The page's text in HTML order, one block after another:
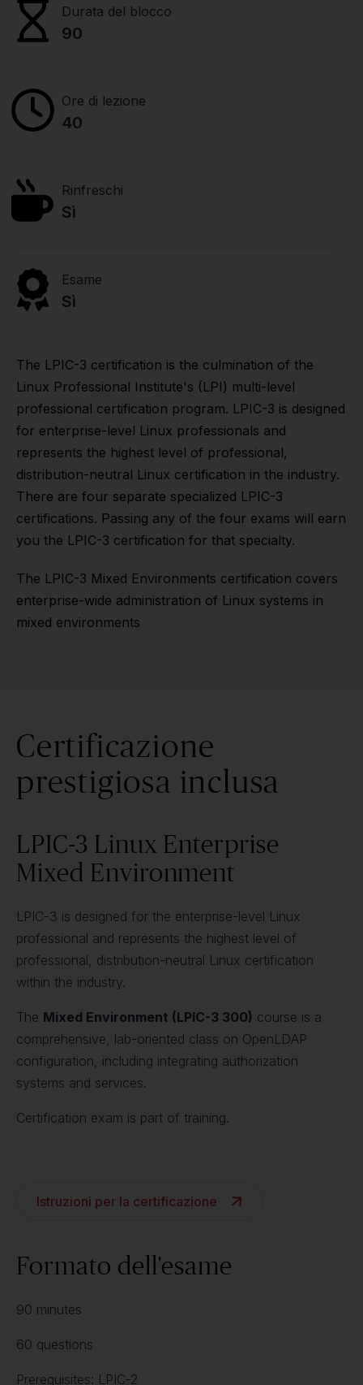
Durata del blocco
90
Ore di lezione
40
Rinfreschi
Sì
Esame
Sì
The LPIC-3 certification is the culmination of the
Linux Professional Institute's (LPI) multi-level
professional certification program. LPIC-3 is designed
for enterprise-level Linux professionals and
represents the highest level of professional,
distribution-neutral Linux certification in the industry.
There are four separate specialized LPIC-3
certifications. Passing any of the four exams will earn
you the LPIC-3 certification for that specialty.
The LPIC-3 Mixed Environments certification covers
enterprise-wide administration of Linux systems in
mixed environments
Certificazione
prestigiosa inclusa
LPIC-3 Linux Enterprise
Mixed Environment
LPIC-3 is designed for the enterprise-level Linux
professional and represents the highest level of
professional, distribution-neutral Linux certification
within the industry.
The Mixed Environment (LPIC-3 300) course is a
comprehensive, lab-oriented class on OpenLDAP
configuration, including integrating authorization
systems and services.
Certification exam is part of training.
Istruzioni per la certificazione
Formato dell'esame
90 minutes
60 questions
Prerequisites: LPIC-2